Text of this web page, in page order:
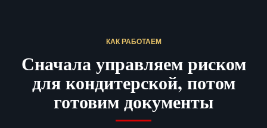
КАК РАБОТАЕМ
Сначала управляем риском
для кондитерской, потом
готовим документы